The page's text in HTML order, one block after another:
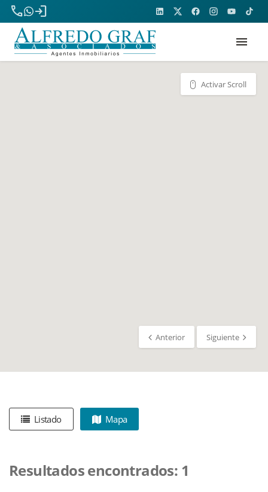
phone
login
menu
Activar Scroll
Anterior Siguiente
Listado Mapa
Resultados encontrados: 1